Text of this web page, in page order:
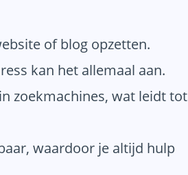
of blog opzetten.
kan het allemaal aan.
zoekmachines, wat leidt tot
waardoor je altijd hulp